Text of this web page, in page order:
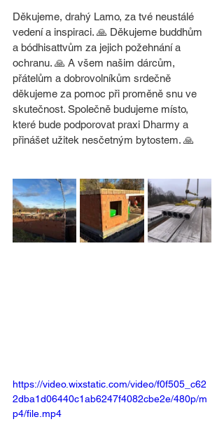
Děkujeme, drahý Lamo, za tvé neustálé
vedení a inspiraci. 🙏 Děkujeme buddhům
a bódhisattvům za jejich požehnání a
ochranu. 🙏 A všem našim dárcům,
přátelům a dobrovolníkům srdečně
děkujeme za pomoc při proměně snu ve
skutečnost. Společně budujeme místo,
které bude podporovat praxi Dharmy a
přinášet užitek nesčetným bytostem. 🙏
https://video.wixstatic.com/video/f0f505_c62
2dba1d06440c1ab6247f4082cbe2e/480p/m
p4/file.mp4